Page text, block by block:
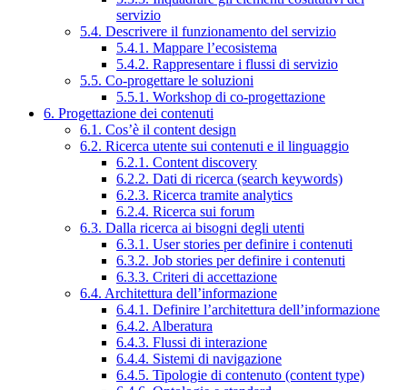
servizio
5.4. Descrivere il funzionamento del servizio
5.4.1. Mappare l’ecosistema
5.4.2. Rappresentare i flussi di servizio
5.5. Co-progettare le soluzioni
5.5.1. Workshop di co-progettazione
6. Progettazione dei contenuti
6.1. Cos’è il content design
6.2. Ricerca utente sui contenuti e il linguaggio
6.2.1. Content discovery
6.2.2. Dati di ricerca (search keywords)
6.2.3. Ricerca tramite analytics
6.2.4. Ricerca sui forum
6.3. Dalla ricerca ai bisogni degli utenti
6.3.1. User stories per definire i contenuti
6.3.2. Job stories per definire i contenuti
6.3.3. Criteri di accettazione
6.4. Architettura dell’informazione
6.4.1. Definire l’architettura dell’informazione
6.4.2. Alberatura
6.4.3. Flussi di interazione
6.4.4. Sistemi di navigazione
6.4.5. Tipologie di contenuto (content type)